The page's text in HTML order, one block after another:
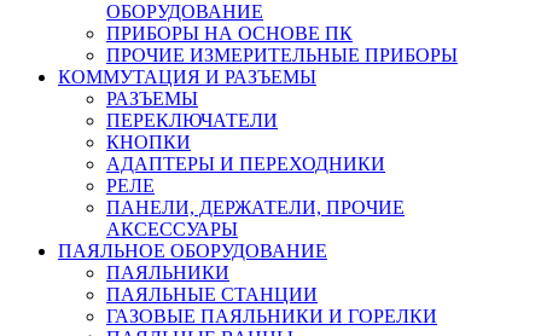
ОБОРУДОВАНИЕ
ПРИБОРЫ НА ОСНОВЕ ПК
ПРОЧИЕ ИЗМЕРИТЕЛЬНЫЕ ПРИБОРЫ
КОММУТАЦИЯ И РАЗЪЕМЫ
РАЗЪЕМЫ
ПЕРЕКЛЮЧАТЕЛИ
КНОПКИ
АДАПТЕРЫ И ПЕРЕХОДНИКИ
РЕЛЕ
ПАНЕЛИ, ДЕРЖАТЕЛИ, ПРОЧИЕ
АКСЕССУАРЫ
ПАЯЛЬНОЕ ОБОРУДОВАНИЕ
ПАЯЛЬНИКИ
ПАЯЛЬНЫЕ СТАНЦИИ
ГАЗОВЫЕ ПАЯЛЬНИКИ И ГОРЕЛКИ